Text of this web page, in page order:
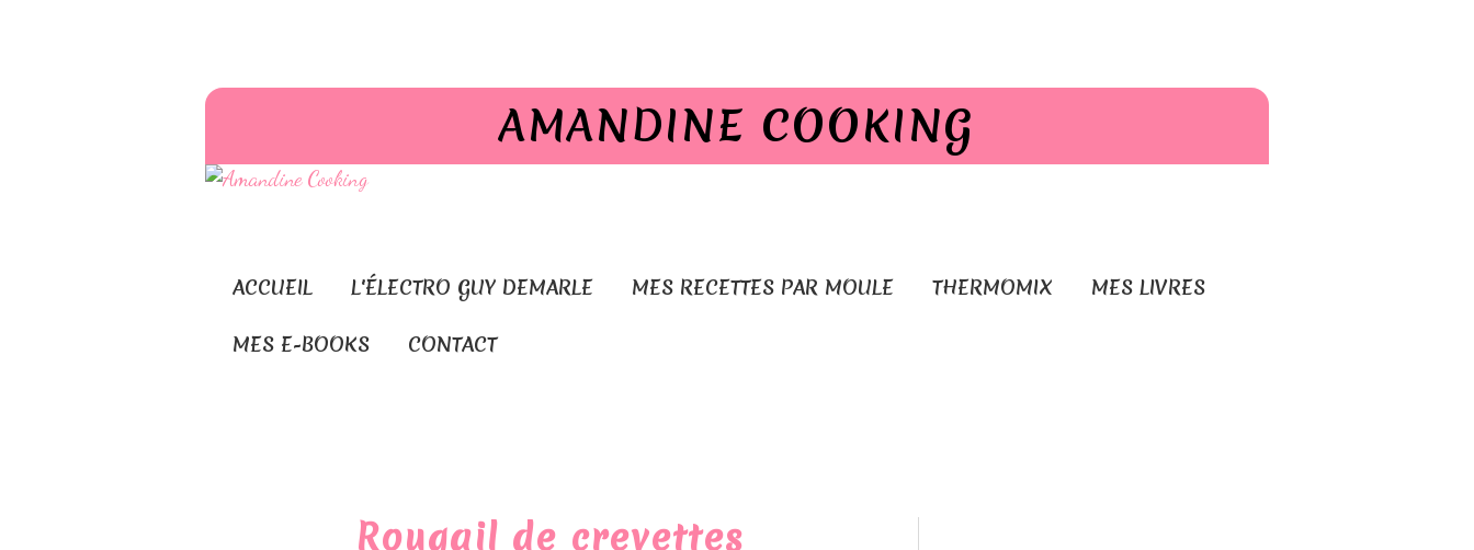
AMANDINE COOKING
ACCUEIL L'ÉLECTRO GUY DEMARLE MES RECETTES PAR MOULE THERMOMIX MES LIVRES
MES E-BOOKS CONTACT
Rougail de crevettes